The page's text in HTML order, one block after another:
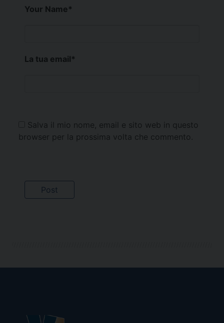
Your Name*
La tua email*
Salva il mio nome, email e sito web in questo
browser per la prossima volta che commento.